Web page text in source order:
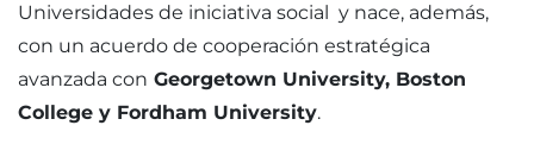
Universidades de iniciativa social y nace, además,
con un acuerdo de cooperación estratégica
avanzada con Georgetown University, Boston
College y Fordham University.